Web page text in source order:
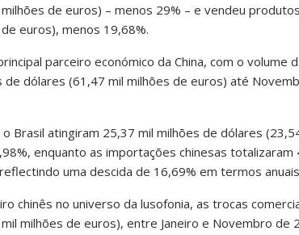
de euros) – menos 29% – e vendeu
euros), menos 19,68%.
parceiro económico da China, com o volume
dólares (61,47 mil milhões de euros) até
Brasil atingiram 25,37 mil milhões de dólares
enquanto as importações chinesas
uma descida de 16,69% em termos
chinês no universo da lusofonia, as trocas
milhões de euros), entre Janeiro e Novembro de